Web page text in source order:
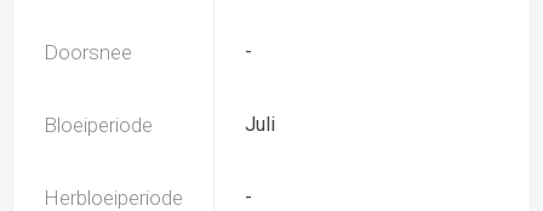
Doorsnee -
Bloeiperiode Juli
Herbloeiperiode -